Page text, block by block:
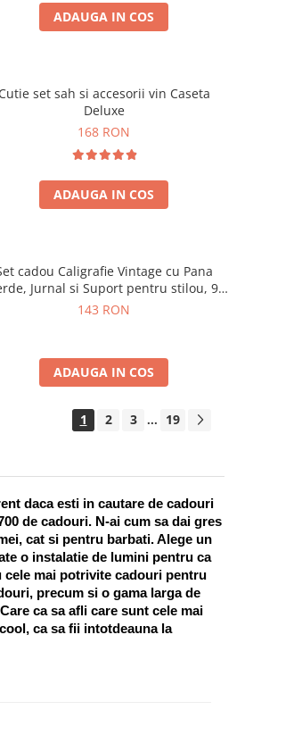
ADAUGA IN COS
Cutie set sah si accesorii vin Caseta
Deluxe
168 RON
ADAUGA IN COS
cadou Caligrafie Vintage cu Pana
Jurnal si Suport pentru stilou, 9
piese
143 RON
ADAUGA IN COS
1 2 3 ... 19
daca esti in cautare de cadouri
de cadouri. N-ai cum sa dai gres
cat si pentru barbati. Alege un
o instalatie de lumini pentru ca
cele mai potrivite cadouri pentru
precum si o gama larga de
ca sa afli care sunt cele mai
ca sa fii intotdeauna la